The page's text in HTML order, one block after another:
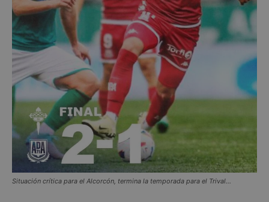
Situación crítica para el Alcorcón, termina la temporada para el Trival…